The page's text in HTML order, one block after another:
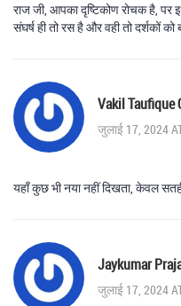
राज जी, आपका दृष्टिकोण रोचक है, पर
संघर्ष ही तो रस है और वही तो दर्शकों को
Vakil Taufique
जुलाई 17, 2024
यहाँ कुछ भी नया नहीं दिखता, केवल
Jaykumar
जुलाई 17, 2024